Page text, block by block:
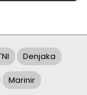
Denjaka
Marinir